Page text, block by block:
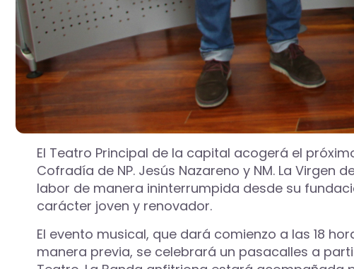
El Teatro Principal de la capital acogerá el
Cofradía de NP. Jesús Nazareno y NM. La
labor de manera ininterrumpida desde su
carácter joven y renovador.
El evento musical, que dará comienzo a las 18
manera previa, se celebrará un pasacalles a